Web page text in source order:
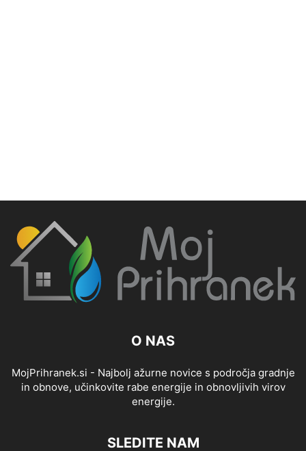
O NAS
MojPrihranek.si - Najbolj ažurne novice s področja gradnje
in obnove, učinkovite rabe energije in obnovljivih virov
energije.
SLEDITE NAM